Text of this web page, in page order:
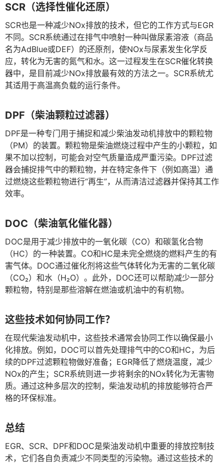
SCR（选择性催化还原）
SCR也是一种减少NOx排放的技术，但它的工作方式与EGR
不同。SCR系统通过在排气中喷射一种叫做尿素溶液（商品
名为AdBlue或DEF）的还原剂，使NOx与尿素发生化学反
应，转化为无害的氮气和水。这一过程发生在SCR催化转换
器中，是目前减少NOx排放最有效的方法之一。SCR系统尤
其适用于高温高负载的运行条件。
DPF（柴油颗粒过滤器）
DPF是一种专门用于捕捉和减少柴油发动机排放中的颗粒物
（PM）的装置。颗粒物是柴油燃烧过程中产生的小颗粒，如
果不加以控制，可能会对空气质量造成严重污染。DPF过滤
器会捕捉排气中的颗粒物，并在特定条件下（例如高温）通
过燃烧这些颗粒物进行“再生”，从而清洁过滤器并保持其工作
效率。
DOC（柴油氧化催化器）
DOC是用于减少排放中的一氧化碳（CO）和碳氢化合物
（HC）的一种装置。CO和HC是未完全燃烧的燃料产生的有
害气体。DOC通过催化剂将这些气体转化为无害的二氧化碳
（CO₂）和水（H₂O）。此外，DOC还可以帮助减少一部分
颗粒物，特别是那些溶解在燃油或机油中的有机物。
这些技术如何协同工作？
在现代柴油发动机中，这些技术通常会协同工作以确保最小
化排放。例如，DOC可以首先处理排气中的CO和HC，为后
续的DPF过滤颗粒物做好准备；EGR降低了燃烧温度，减少
NOx的产生；SCR系统则进一步将剩余的NOx转化为无害物
质。通过这种多层次的控制，柴油发动机的排放能够符合严
格的环保标准。
总结
EGR、SCR、DPF和DOC是柴油发动机中重要的排放控制技
术，它们各自负责减少不同类型的污染物。通过这些技术的